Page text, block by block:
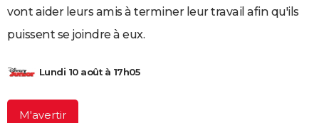
Destinations
City break
Voyage nature
Voyage de noces
Forum
Climat
+
PHOTO
BONS PLANS
CARTE DE VOEUX
vont aider leurs amis à terminer leur travail afin qu'ils
puissent se joindre à eux.
Lundi 10 août à 17h05
M'avertir